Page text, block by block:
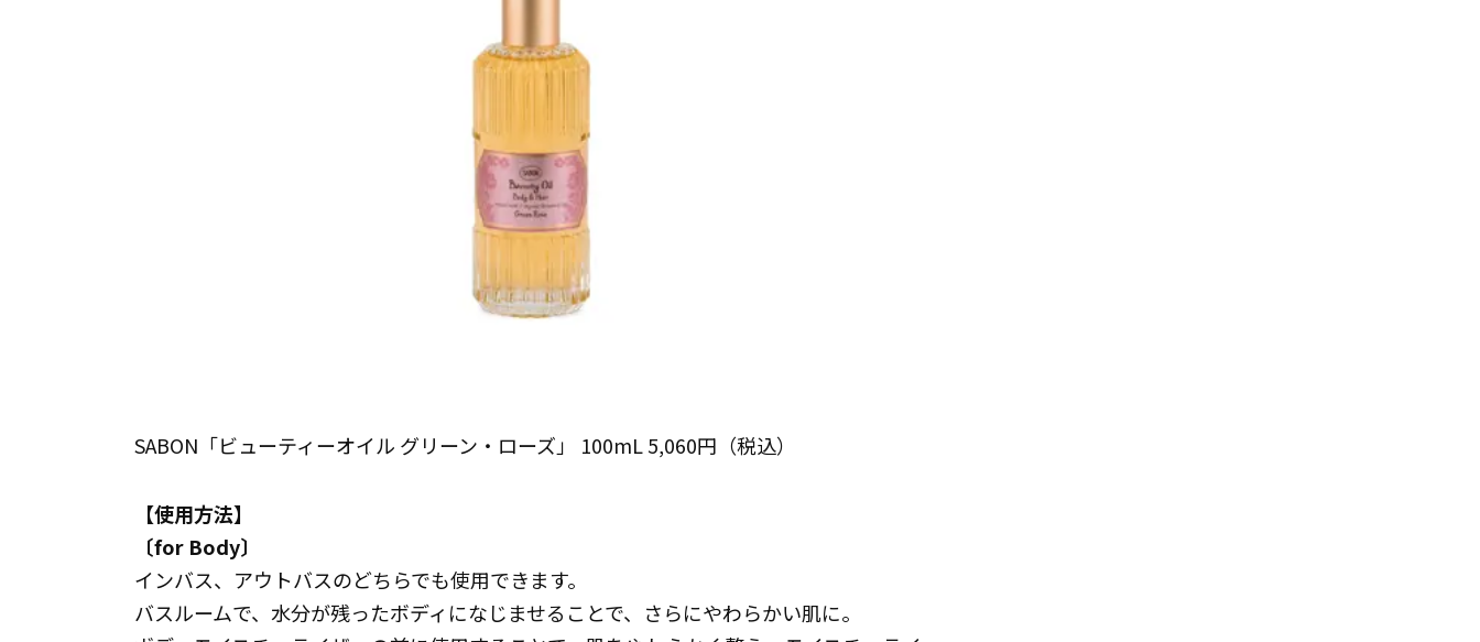
SABON「ビューティーオイル グリーン・ローズ」 100mL 5,060円（税込）
【使用方法】
〔for Body〕
インバス、アウトバスのどちらでも使用できます。
バスルームで、水分が残ったボディになじませることで、さらにやわらかい肌に。